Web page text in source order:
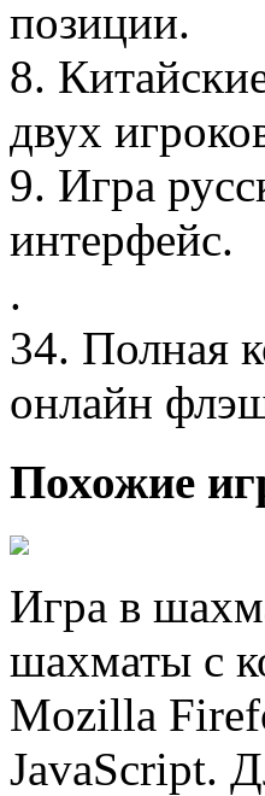
позиции.
8.
двух
9. Игра
интерфейс.
.
34. Полная
онлайн
Похожие
Игра в
шахматы с
Mozilla
JavaScript.